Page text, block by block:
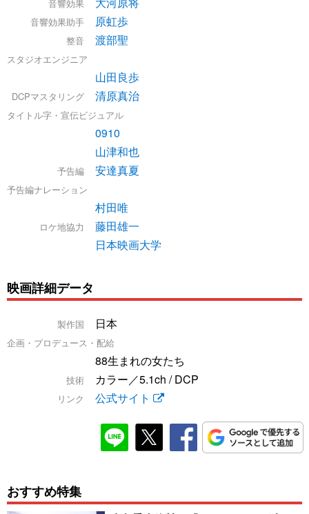
音響効果
音響効果助手 原虹歩
整音 渡部聖
スタジオエンジニア
山田良歩
DCPマスタリング 清原真治
タイトル字・宣伝ビジュアル
0910
山津和也
予告編 安達真夏
予告編ナレーション
村田唯
ロケ地協力
藤田雄一
日本映画大学
映画詳細データ
製作国 日本
企画・プロデュース・配給
88生まれの女たち
技術 カラー／5.1ch / DCP
リンク 公式サイト
おすすめ特集